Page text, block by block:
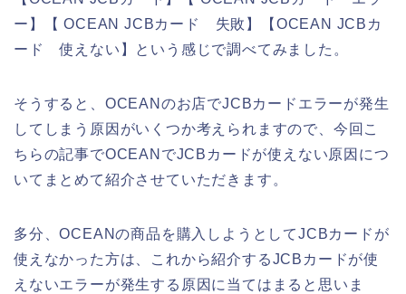
ー】【 OCEAN JCBカード 失敗】【OCEAN JCBカ
ード 使えない】という感じで調べてみました。
そうすると、OCEANのお店でJCBカードエラーが発生
してしまう原因がいくつか考えられますので、今回こ
ちらの記事でOCEANでJCBカードが使えない原因につ
いてまとめて紹介させていただきます。
多分、OCEANの商品を購入しようとしてJCBカードが
使えなかった方は、これから紹介するJCBカードが使
えないエラーが発生する原因に当てはまると思いま